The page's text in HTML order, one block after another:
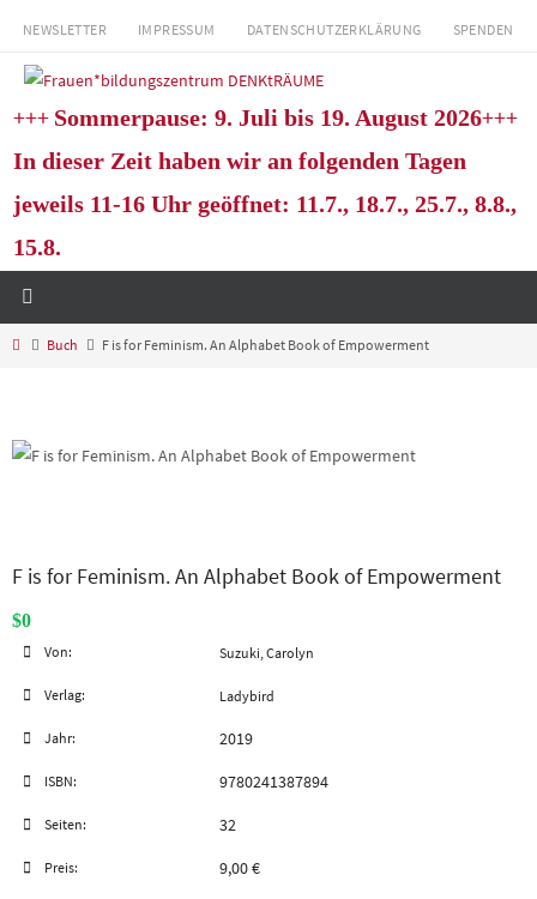
Zum
springen
NEWSLETTER IMPRESSUM DATENSCHUTZERKLÄRUNG SPENDEN
+++ Sommerpause: 9. Juli bis 19. August 2026+++
In dieser Zeit haben wir an folgenden Tagen
jeweils 11-16 Uhr geöffnet: 11.7., 18.7., 25.7., 8.8.,
15.8.
StartBuch F is for Feminism. An Alphabet Book of Empowerment
F is for Feminism. An Alphabet Book of Empowerment
$0
Von: Suzuki, Carolyn
Verlag: Ladybird
Jahr: 2019
ISBN: 9780241387894
Seiten: 32
Preis: 9,00 €